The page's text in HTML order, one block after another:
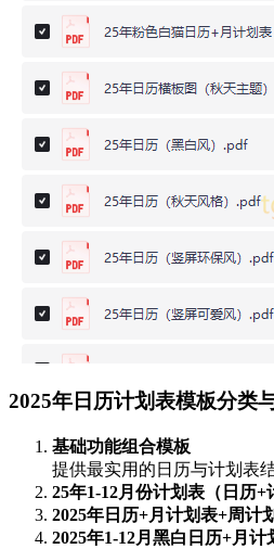
2025年日历计划表模板分类
基础功能组合模板
提供最实用的日历与计划表
25年1-12月份计划表（日历+
2025年日历+月计划表+周计
2025年1-12月黑白日历+月